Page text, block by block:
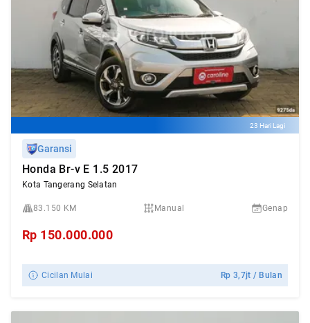
23 Hari Lagi
Garansi
Honda Br-v E 1.5 2017
Kota Tangerang Selatan
83.150 KM Manual Genap
Rp 150.000.000
Cicilan Mulai Rp3,7jt / Bulan